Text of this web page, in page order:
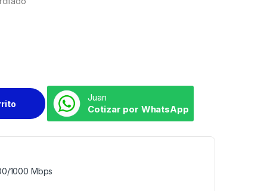
Juan
Cotizar por WhatsApp
1000 Mbps